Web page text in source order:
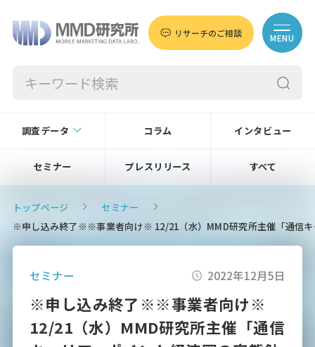
リサーチのご相談 MENU
調査データ コラム インタビュー
セミナー プレスリリース すべて
トップページ
セミナー
※申し込み終了※※事業者向け※ 12/21（水）MMD研究所主催「通信キ
セミナー 2022年12月5日
※申し込み終了※※事業者向け※
12/21（水）MMD研究所主催「通信